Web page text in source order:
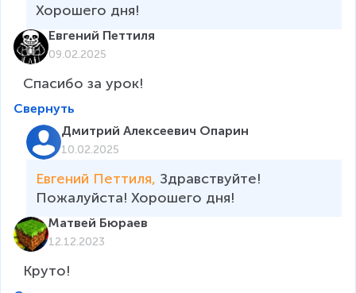
Хорошего дня!
Евгений Петтиля
09.02.2025
Спасибо за урок!
Свернуть
Дмитрий Алексеевич Опарин
10.02.2025
Евгений Петтиля, Здравствуйте!
Пожалуйста! Хорошего дня!
Матвей Бюраев
12.12.2023
Круто!